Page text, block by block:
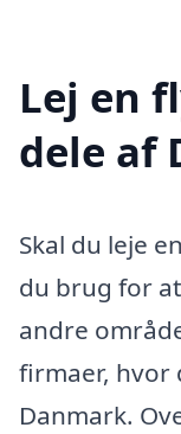
Lej en
dele af
Skal du leje
du brug for
andre
firmaer, hvor
Danmark.